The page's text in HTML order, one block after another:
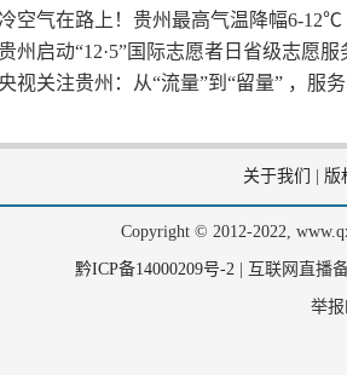
空气在路上！贵州最高气温降幅6-12℃
州启动“12·5”国际志愿者日省级志愿
视关注贵州：从“流量”到“留量” ，服
关于我们 版
Copyright © 2012-2022,
黔ICP备14000209号-2| 互联网直播
举报